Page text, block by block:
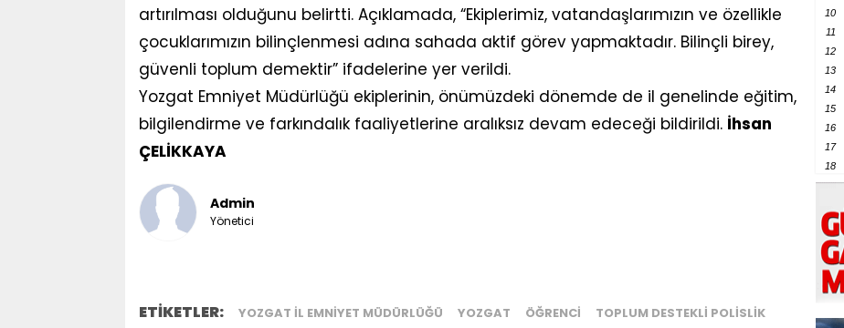
artırılması olduğunu belirtti. Açıklamada, “Ekiplerimiz, vatandaşlarımızın ve özellikle
çocuklarımızın bilinçlenmesi adına sahada aktif görev yapmaktadır. Bilinçli birey,
güvenli toplum demektir” ifadelerine yer verildi.
Yozgat Emniyet Müdürlüğü ekiplerinin, önümüzdeki dönemde de il genelinde eğitim,
bilgilendirme ve farkındalık faaliyetlerine aralıksız devam edeceği bildirildi. İhsan
ÇELİKKAYA
Admin
Yönetici
ETİKETLER: YOZGAT İL EMNIYET MÜDÜRLÜĞÜ YOZGAT ÖĞRENCI TOPLUM DESTEKLI POLISLIK
10
11
12
13
14
15
16
17
18